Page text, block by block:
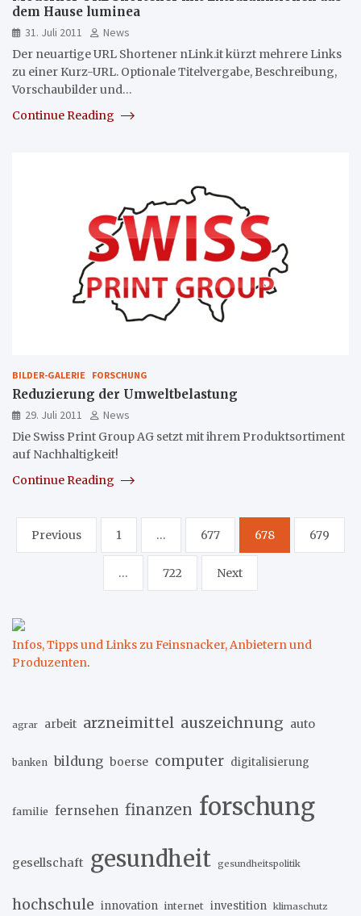
dem Hause luminea
31. Juli 2011
News
Der neuartige URL Shortener nLink.it kürzt mehrere Links
zu einer Kurz-URL. Optionale Titelvergabe, Beschreibung,
Vorschaubilder und…
Continue Reading
BILDER-GALERIE FORSCHUNG
Reduzierung der Umweltbelastung
29. Juli 2011
News
Die Swiss Print Group AG setzt mit ihrem Produktsortiment
auf Nachhaltigkeit!
Continue Reading
Seitennummerierung
der
Previous 1 … 677 678 679
… 722 Next
Infos, Tipps und Links zu Feinsnacker, Anbietern und
Produzenten.
agrar arbeit arzneimittel auszeichnung auto
banken bildung boerse computer digitalisierung
familie fernsehen finanzen forschung
gesellschaft gesundheit gesundheitspolitik
hochschule innovation internet investition klimaschutz